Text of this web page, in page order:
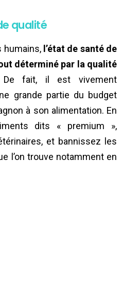
qualité
humains, l’état de santé de
déterminé par la qualité
fait, il est vivement
grande partie du budget
à son alimentation. En
dits « premium »,
et bannissez les
l’on trouve notamment en